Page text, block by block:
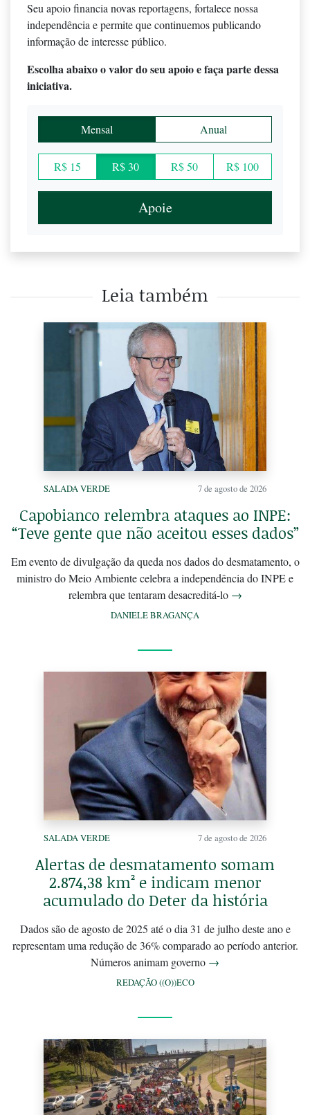
Seu apoio financia novas reportagens, fortalece nossa
independência e permite que continuemos publicando
informação de interesse público.
Escolha abaixo o valor do seu apoio e faça parte dessa
iniciativa.
Mensal Anual
R$ 15 R$ 30 R$ 50 R$ 100
Apoie
Leia também
SALADA VERDE 7 de agosto de 2026
Capobianco relembra ataques ao INPE:
“Teve gente que não aceitou esses dados”
Em evento de divulgação da queda nos dados do desmatamento, o
ministro do Meio Ambiente celebra a independência do INPE e
relembra que tentaram desacreditá-lo →
DANIELE BRAGANÇA
SALADA VERDE 7 de agosto de 2026
Alertas de desmatamento somam
2.874,38 km² e indicam menor
acumulado do Deter da história
Dados são de agosto de 2025 até o dia 31 de julho deste ano e
representam uma redução de 36% comparado ao período anterior.
Números animam governo →
REDAÇÃO ((O))ECO